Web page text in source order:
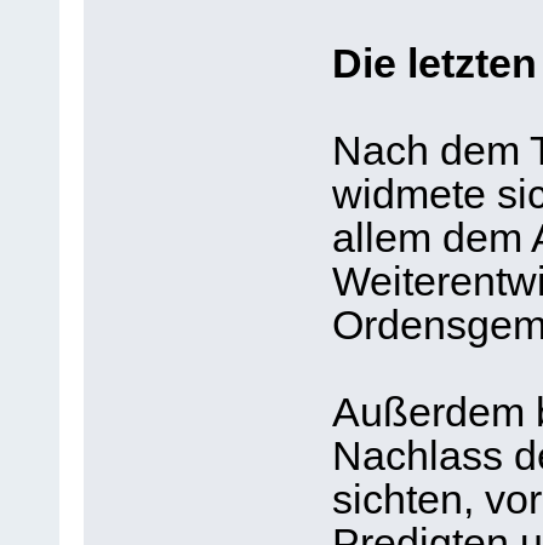
Die
Nach dem
widmete
allem dem
Außerdem
Nachlass
sichten,